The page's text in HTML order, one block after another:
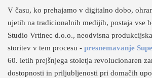
V času, ko prehajamo v digitalno dobo,
ujetih na tradicionalnih medijih, postaja vse
Studio Vrtinec d.o.o., neodvisna
storitev v tem procesu - presnemavanje
60. letih prejšnjega stoletja revolucionaren
dostopnosti in priljubljenosti pri domačih